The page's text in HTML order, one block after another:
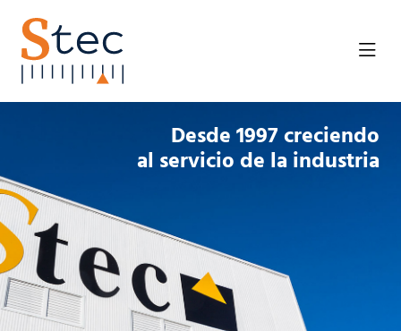
Desde 1997 creciendo
al servicio de la industria